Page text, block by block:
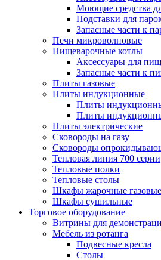
Моющие средства
Подставки для
Запасные части к
Печи микроволновые
Пищеварочные котлы
Аксессуары для
Запасные части к
Плиты газовые
Плиты индукционные
Плиты
Плиты
Плиты электрические
Сковороды на газу
Сковороды
Тепловая линия 700 серии
Тепловые полки
Тепловые столы
Шкафы жарочные газовые
Шкафы сушильные
Торговое оборудование
Витрины для
Мебель из ротанга
Подвесные кресла
Столы